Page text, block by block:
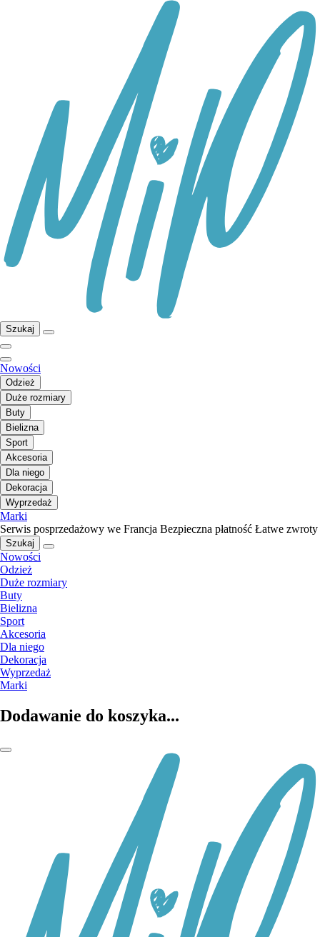
Szukaj
Nowości
Odzież
Duże rozmiary
Buty
Bielizna
Sport
Akcesoria
Dla niego
Dekoracja
Wyprzedaż
Marki
Serwis posprzedażowy we Francja Bezpieczna płatność Łatwe zwroty
Szukaj
Nowości
Odzież
Duże rozmiary
Buty
Bielizna
Sport
Akcesoria
Dla niego
Dekoracja
Wyprzedaż
Marki
Dodawanie do koszyka...